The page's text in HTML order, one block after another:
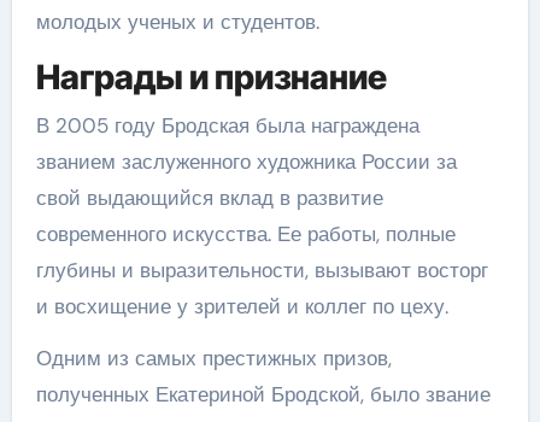
молодых ученых и студентов.
Награды и признание
В 2005 году Бродская была награждена
званием заслуженного художника России за
свой выдающийся вклад в развитие
современного искусства. Ее работы, полные
глубины и выразительности, вызывают восторг
и восхищение у зрителей и коллег по цеху.
Одним из самых престижных призов,
полученных Екатериной Бродской, было звание